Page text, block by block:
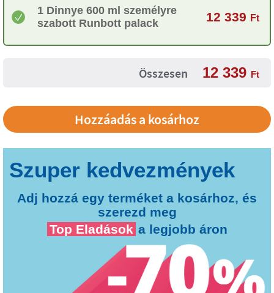
1 Dinnye 600 ml személyre
szabott Runbott palack
12 339 Ft
Összesen 12 339 Ft
Adj hozzá egy terméket a kosárhoz, és
szerezd meg
Top Eladások a legjobb áron